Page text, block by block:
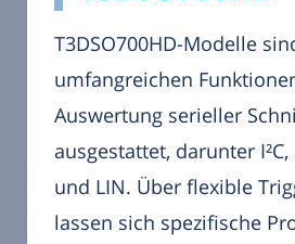
T3DSO700HD-Modelle
umfangreichen
Auswertung serieller
ausgestattet, darunter I²C,
und LIN. Über flexible
lassen sich spezifische